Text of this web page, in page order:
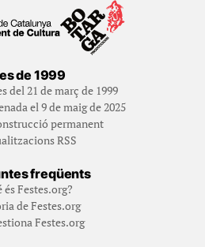
de 1999
del 21 de març de 1999
el 9 de maig de 2025
permanent
RSS
freqüents
és Festes.org?
de Festes.org
Festes.org